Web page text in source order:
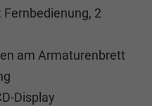
2
am Armaturenbrett
Display